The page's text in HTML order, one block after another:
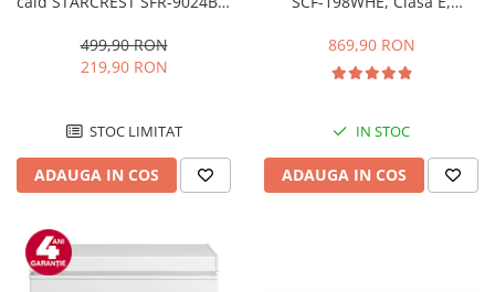
Termostat 80 - 200 °C, 12
programe, Negru
499,90 RON
219,90 RON
STOC LIMITAT
ADAUGA IN COS
convertibil - functie frigider,
Termostat reglabil, Alb
869,90 RON
IN STOC
ADAUGA IN COS